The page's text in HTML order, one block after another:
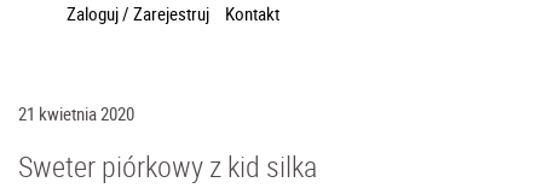
Zaloguj / Zarejestruj Kontakt
Sweter piórkowy z kid silka
21 kwietnia 2020